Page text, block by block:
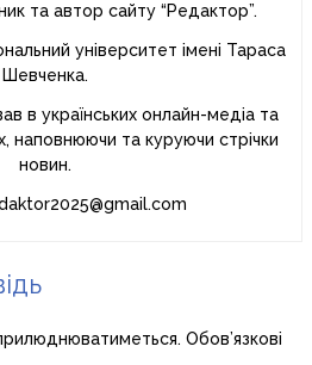
та автор сайту “Редактор”.
університет імені Тараса
Шевченка.
в українських онлайн-медіа та
наповнюючи та куруючи стрічки
новин.
Обов’язкові